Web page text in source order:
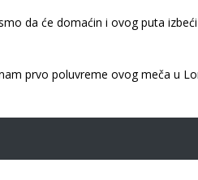
da će domaćin i ovog puta
prvo poluvreme ovog meča u